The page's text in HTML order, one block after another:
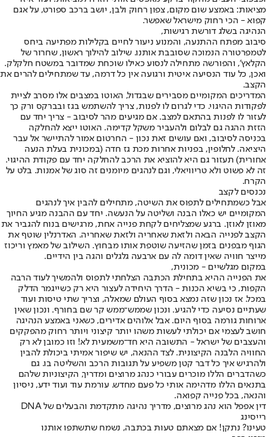
מציאות: באמצע שום מקום, צפון רחוק ולבן, יושב ברכב ספורט, על אגם
קפוא - הכי רחוק מישראל שאפשר.
הנהיגה בשלג דורשת רגישות,
סיבוב מפתח ההתנעה, והמנוע ניעור לחיים בקלילות מפתיעה ביחס
לטמפרטורה הנמוכה שסובבת אותנו. שילוב להילוך ראשון, שחרור של
הקלאץ', והפורשה מתחילה לנסוע כאילו שוכחת שמדובר במשטח חלקלק.
ואכן, כל עוד הנסיעה איטית ורגועה אין כל דרמה, עד שמתחילים להרים את
הקצב.
המדריכים המקומיים מסבירים שבגדול, האוטו במצבים אלו מסרב לציית
לפקודות ההיגוי. כדי לגרום לו לפנות, צריך להשתמש בגז ובברקס ורק כך
לעזור לו לפנות בהתאם למצב. אם מגיעים מהר לסיבוב - צריך יחד עם
הזזת ההגה גם לבלום ולהעביר משקל קדימה. האוטו ייצא להחלקה
בכניסה לסיבוב, ואם עושים זאת נכון - החרטום אמור להתיישר אל עבר
היציאה. לחלופין, בפניות אחרות מכת גז חדה (במכונית בעלת הנעה
אחורית) תעזור גם היא להוציא את הרכב להחלקה יחד עם פקודת ההיגוי.
זה לא פשוט ולא טריוויאלי, וגם לנהגים מיומנים זה סוג של אמנות. בלט על
הקרח.
נכנסים לקצב
אבל כשמתחילים לתפוס את השיטה, מתחילים להבין איך לנהגים
המקומיים יש כאלו הבנה ושליטה על הנעשה. יחד עם ההבנה מגיע החיוך
מאוזן לאוזן. ברגע שמצליחים לקחת פנייה אחת, מרגישים בנוח להגביר את
הקצב לפנייה הבאה ולזאת שאחריה ולזאת שאחריה. האדרנלין שוטף את
הגוף מבפנים בזמן שהזיעה שוטפת אותו מבחוץ. השילוב של מאמץ וריכוז
מייצר חוויה שאין דומה לה עם ארבעה גלגלים והגה בין הידיים.
במקום מגלשיים - מכונית,
את הפנייה ההיא בתחילת הכתבה הצלחתי לתפוס ולהמשיך לעוד הרבה
הקפות, כי בשיא הכנות - הדרך היחידה לעצור היא רק כשייגמר הדלק
במכל. אז נכון שזה נמצא בסוף העולם שמאלה, וצריך שתי טיסות ועוד
שעתיים נסיעה כדי להגיע. ונכון שממש־ממש קר שם בחורף. ונכון שאין
ארוחות גורמה בסוף היום. אבל אלוהים אדירים, כשאני באמצע הנהיגה
חושב לעצמי אם יכולתי לעשות משהו יותר קיצוני ויותר רחוק מהפקקים
והעצבים של ישראל - התשובה היא חד־משמעית לא! וזו כמובן לא רק
החוויה הלבנה הקיצונית. לצד ההנאה, יש שיפור אמיתי ביכולת להבין
ולהרגיש איך כל דבר קטן משפיע על תגובות הרכב והשליטה בו. גם
כשהדברים הללו מוכרים עבורי כנהג מרוצים ומדריך, הקיצוניות שלהם
בתנאים הללו מדהימה אותי כל פעם מחדש. עורמת עוד ועוד ידע, ניסיון
והנאה, בכל פנייה קפואה.
דין אפפל הוא נהג מרוצים, מדריך נהיגה מתקדמת והבעלים של DNA
רייסינג
טעינו? נתקן! אם מצאתם טעות בכתבה, נשמח שתשתפו אותנו